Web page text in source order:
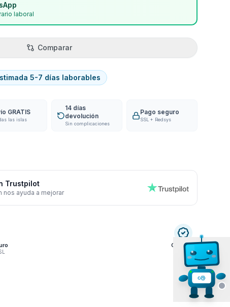
laboral
Comparar
5-7 días laborables
GRATIS
las islas
14 días
devolución
Sin complicaciones
Pago seguro
SSL + Redsys
Trustpilot
nos ayuda a mejorar
Garantía
3 años